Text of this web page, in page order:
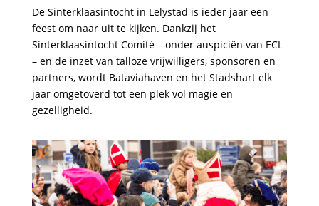
De Sinterklaasintocht in Lelystad is ieder jaar een
feest om naar uit te kijken. Dankzij het
Sinterklaasintocht Comité – onder auspiciën van ECL
– en de inzet van talloze vrijwilligers, sponsoren en
partners, wordt Bataviahaven en het Stadshart elk
jaar omgetoverd tot een plek vol magie en
gezelligheid.